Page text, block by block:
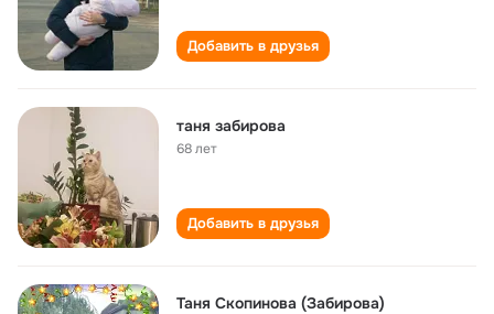
Добавить в друзья
таня забирова
68 лет
Добавить в друзья
Таня Скопинова (Забирова)